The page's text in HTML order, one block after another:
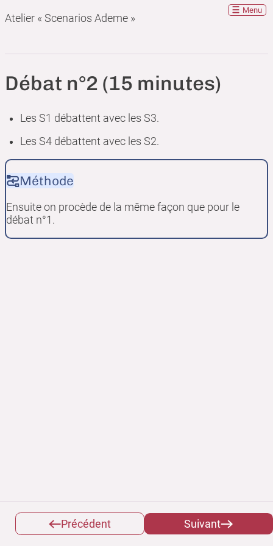
Atelier « Scenarios Ademe »
Menu
Débat n°2 (15 minutes)
Les S1 débattent avec les S3.
Les S4 débattent avec les S2.
Méthode
Ensuite on procède de la même façon que pour le
débat n°1.
Précédent Suivant